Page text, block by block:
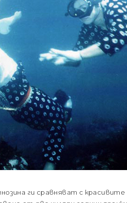
ги сравняват с